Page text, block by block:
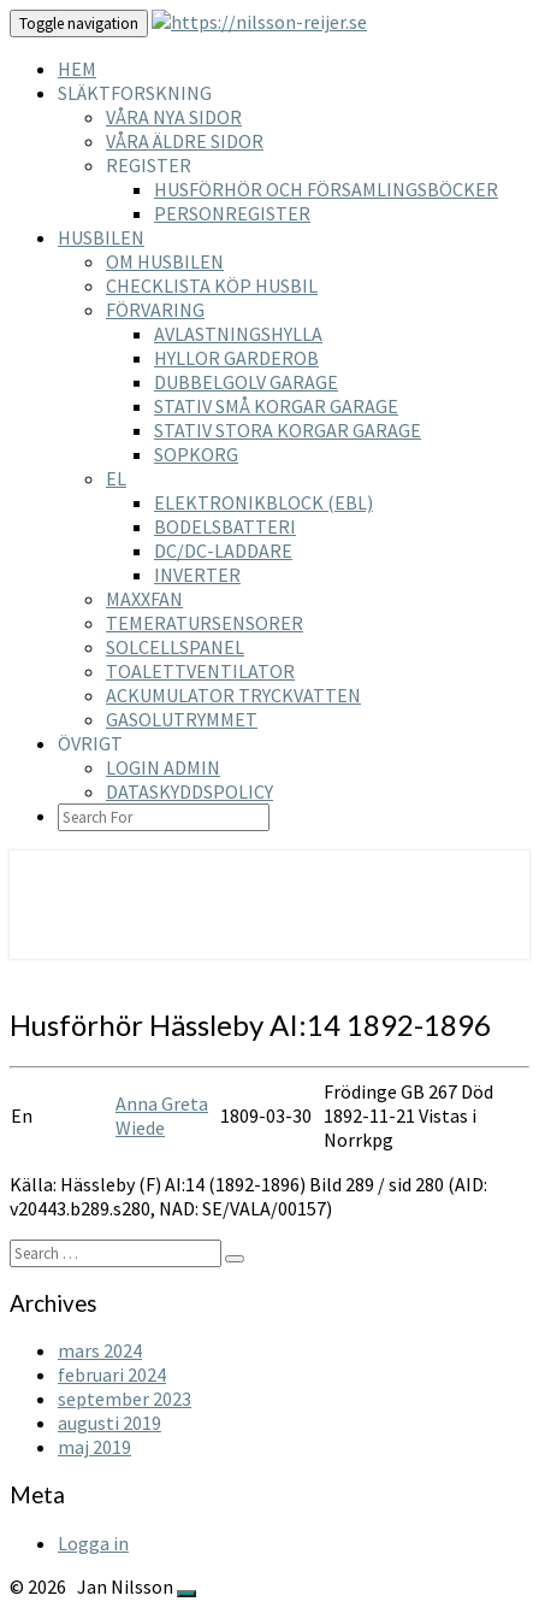
Toggle navigation
HEM
SLÄKTFORSKNING
VÅRA NYA SIDOR
VÅRA ÄLDRE SIDOR
REGISTER
HUSFÖRHÖR OCH FÖRSAMLINGSBÖCKER
PERSONREGISTER
HUSBILEN
OM HUSBILEN
CHECKLISTA KÖP HUSBIL
FÖRVARING
AVLASTNINGSHYLLA
HYLLOR GARDEROB
DUBBELGOLV GARAGE
STATIV SMÅ KORGAR GARAGE
STATIV STORA KORGAR GARAGE
SOPKORG
EL
ELEKTRONIKBLOCK (EBL)
BODELSBATTERI
DC/DC-LADDARE
INVERTER
MAXXFAN
TEMERATURSENSORER
SOLCELLSPANEL
TOALETTVENTILATOR
ACKUMULATOR TRYCKVATTEN
GASOLUTRYMMET
ÖVRIGT
LOGIN ADMIN
DATASKYDDSPOLICY
SEARCH
ICON
Husförhör
Hässleby
AI:14
1896
Husförhör Hässleby AI:14 1892-1896
En
Anna Greta
Wiede
1809-03-30
Frödinge GB 267 Död
1892-11-21 Vistas i
Norrkpg
Källa: Hässleby (F) AI:14 (1892-1896) Bild 289 / sid 280 (AID:
v20443.b289.s280, NAD: SE/VALA/00157)
Search
for:
Search
Archives
mars 2024
februari 2024
september 2023
augusti 2019
maj 2019
Meta
Logga in
© 2026 Jan Nilsson